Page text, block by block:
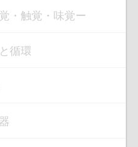
触覚・味覚ー
循環